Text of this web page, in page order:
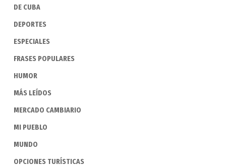
DE CUBA
DEPORTES
ESPECIALES
FRASES POPULARES
HUMOR
MÁS LEÍDOS
MERCADO CAMBIARIO
MI PUEBLO
MUNDO
OPCIONES TURÍSTICAS